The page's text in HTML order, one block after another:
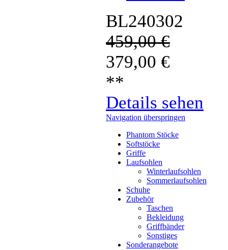
BL240302
459,00€
379,00 €
**
Details sehen
Navigation überspringen
Phantom Stöcke
Softstöcke
Griffe
Laufsohlen
Winterlaufsohlen
Sommerlaufsohlen
Schuhe
Zubehör
Taschen
Bekleidung
Griffbänder
Sonstiges
Sonderangebote